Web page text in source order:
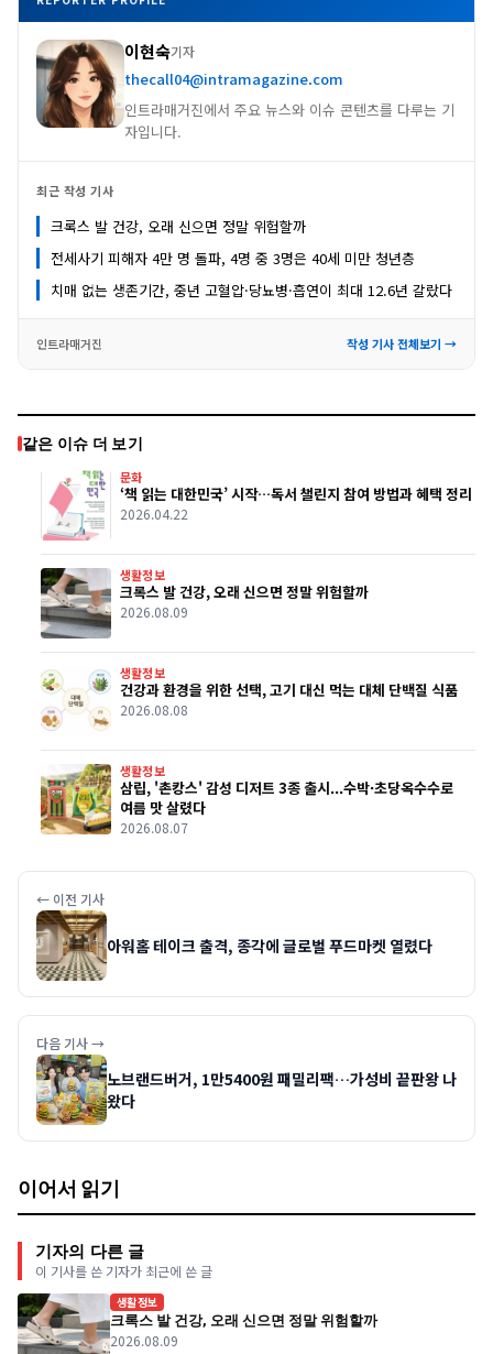
이현숙기자
thecall04@intramagazine.com
인트라매거진에서 주요 뉴스와 이슈 콘텐츠를 다루는 기
자입니다.
최근 작성 기사
크록스 발 건강, 오래 신으면 정말 위험할까
전세사기 피해자 4만 명 돌파, 4명 중 3명은 40세 미만 청년층
치매 없는 생존기간, 중년 고혈압·당뇨병·흡연이 최대 12.6년 갈랐다
인트라매거진 작성 기사 전체보기 →
같은 이슈 더 보기
문화
‘책 읽는 대한민국’ 시작…독서 챌린지 참여 방법과 혜택 정리
2026.04.22
생활정보
크록스 발 건강, 오래 신으면 정말 위험할까
2026.08.09
생활정보
건강과 환경을 위한 선택, 고기 대신 먹는 대체 단백질 식품
2026.08.08
생활정보
삼립, '촌캉스' 감성 디저트 3종 출시...수박·초당옥수수로
여름 맛 살렸다
2026.08.07
← 이전 기사
아워홈 테이크 출격, 종각에 글로벌 푸드마켓 열렸다
다음 기사 →
노브랜드버거, 1만5400원 패밀리팩…가성비 끝판왕 나
왔다
이어서 읽기
기자의 다른 글
이 기사를 쓴 기자가 최근에 쓴 글
생활정보
크록스 발 건강, 오래 신으면 정말 위험할까
2026.08.09